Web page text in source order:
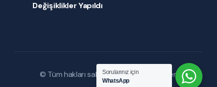
Değişiklikler Yapıldı
© Tüm hakları saklıdır. |Mevzuat Haberleri
Sorularınız için
WhatsApp